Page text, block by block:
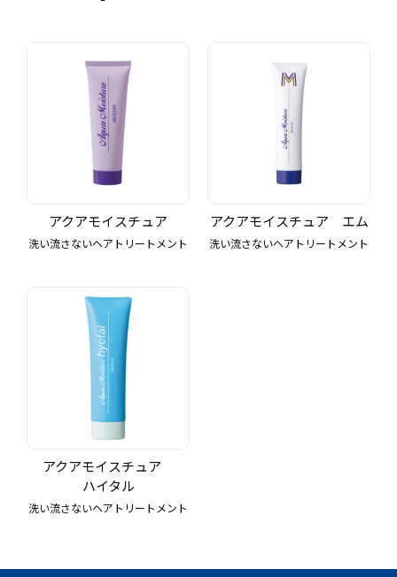
アクアモイスチュア
洗い流さないヘアトリートメント
アクアモイスチュア エム
洗い流さないヘアトリートメント
アクアモイスチュア
ハイタル
洗い流さないヘアトリートメント